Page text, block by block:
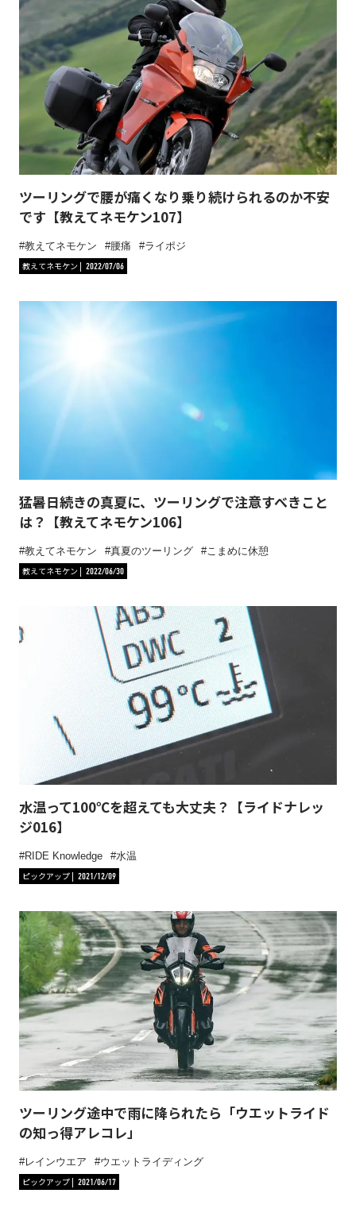
ツーリングで腰が痛くなり乗り続けられるのか不安
です【教えてネモケン107】
教えてネモケン 腰痛
ライポジ
教えてネモケン
2022/07/06
猛暑日続きの真夏に、ツーリングで注意すべきこと
は？【教えてネモケン106】
教えてネモケン 真夏のツーリング
こまめに休憩
教えてネモケン
2022/06/30
水温って100℃を超えても大丈夫？【ライドナレッ
ジ016】
RIDE Knowledge
水温
ピックアップ
2021/12/09
ツーリング途中で雨に降られたら「ウエットライド
の知っ得アレコレ」
レインウエア
ウエットライディング
ピックアップ
2021/06/17